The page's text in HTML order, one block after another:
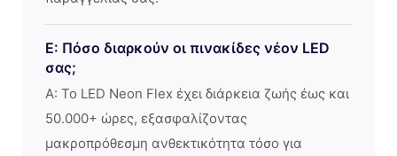
Ε: Πόσο διαρκούν οι πινακίδες νέον LED
σας;
Α: Το LED Neon Flex έχει διάρκεια ζωής έως και
50.000+ ώρες, εξασφαλίζοντας
μακροπρόθεσμη ανθεκτικότητα τόσο για